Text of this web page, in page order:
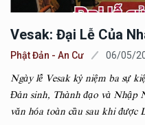
Vesak: Đại Lễ Của
Phật Đản - An Cư 06/05/
Ngày lễ Vesak kỷ niệm ba sự
Đản sinh, Thành đạo và Nhập
văn hóa toàn cầu sau khi được